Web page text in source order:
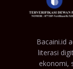
Bacaini.id
literasi
ekonomi,